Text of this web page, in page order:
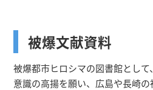
被爆文献資料
被爆都市ヒロシマの図書館とし
意識の高揚を願い、広島や長崎